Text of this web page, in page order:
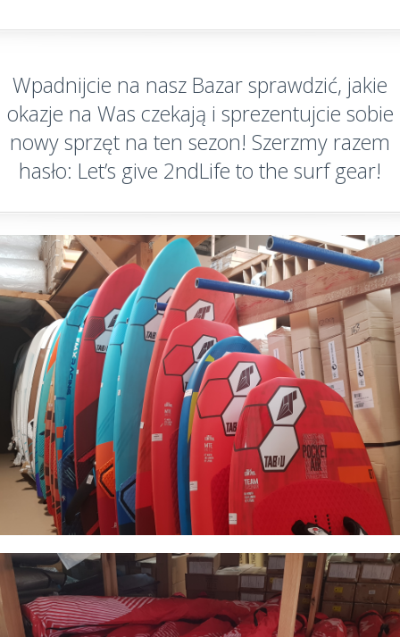
Wpadnijcie na nasz Bazar sprawdzić, jakie
okazje na Was czekają i sprezentujcie sobie
nowy sprzęt na ten sezon! Szerzmy razem
hasło: Let’s give 2ndLife to the surf gear!